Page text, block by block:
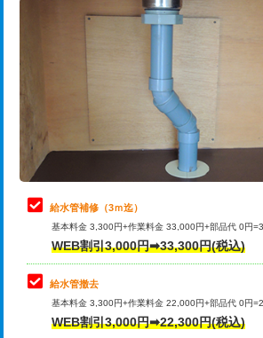
給水管工事※（ライニング鋼管・銅
管・ポリ管・HT管使用/3ｍ超え)
排水管工事（土の掘削・埋め戻し作
排水管工事（排水管工事/3ｍまで）
排水管工事（追加 排水管工事/3ｍ超
マス交換（土の掘削・埋め戻し作業）
マス交換（深さ50㎝未満）
マス交換（深さ50㎝以上）
コンクリート斫り（厚さ10㎝まで）
追加トーラー機使用/3m超え
止水・漏水調査・防水処理・清掃・修
理・調整・分解・加工など（軽作業）
止水・漏水調査・防水処理・清掃・修
理・調整・分解・加工など（中作業）
止水・漏水調査・防水処理・清掃・修
理・調整・分解・加工など（重作業）
その他部品の脱着
交換・取付（タンク）
給水管補修（3ｍ迄）
基本料金 3,300円+作業料金 33,000円+部品代 0円
WEB割引3,000円➡33,300円(税込)
給水管撤去
基本料金 3,300円+作業料金 22,000円+部品代 0円
WEB割引3,000円➡22,300円(税込)